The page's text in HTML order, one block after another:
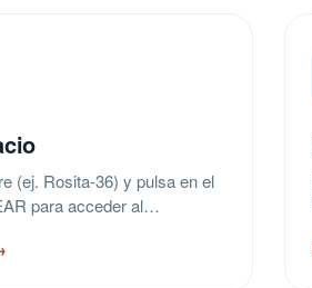
(ej. Rosita-36) y pulsa en el
para acceder al…